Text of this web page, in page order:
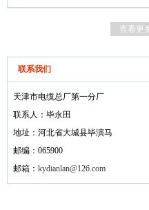
查看更
联系我们
天津市电缆总厂第一分厂
联系人：毕永田
地址：河北省大城县毕演马
邮编：065900
邮箱： kydianlan@126.com